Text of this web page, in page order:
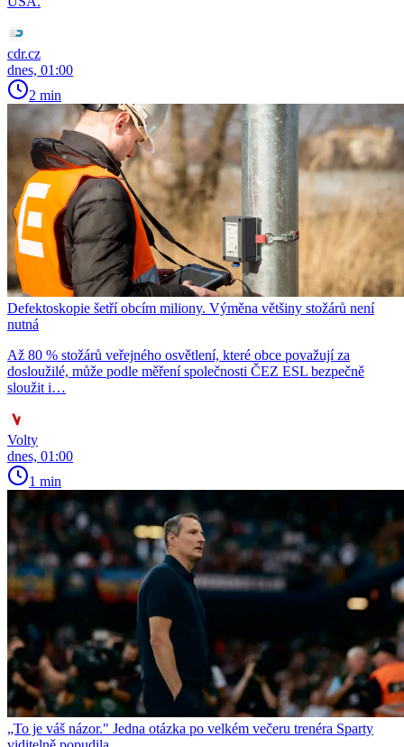
cdr.cz
dnes, 01:00
2 min
Defektoskopie šetří obcím miliony. Výměna většiny stožárů není
nutná
Až 80 % stožárů veřejného osvětlení, které obce považují za
dosloužilé, může podle měření společnosti ČEZ ESL bezpečně
sloužit i…
Volty
dnes, 01:00
1 min
„To je váš názor." Jedna otázka po velkém večeru trenéra Sparty